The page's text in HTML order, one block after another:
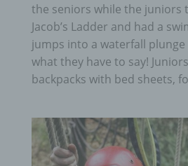
the seniors while the juniors
Jacob’s Ladder and had a
jumps into a waterfall plunge
what they have to say!
backpacks with bed sheets,